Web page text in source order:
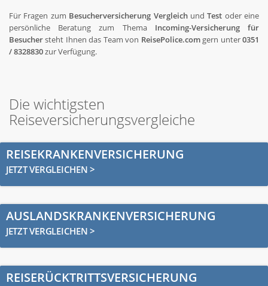
Für Fragen zum Besucherversicherung VergleichundTest oder eine
persönliche Beratung zum Thema Incoming-Versicherung für
Besuchersteht Ihnen das Team von ReisePolice.comgern unter0351
/ 8328830zur Verfügung.
Die wichtigsten
Reiseversicherungsvergleiche
REISEKRANKENVERSICHERUNG
JETZT VERGLEICHEN >
AUSLANDSKRANKENVERSICHERUNG
JETZT VERGLEICHEN >
REISERÜCKTRITTSVERSICHERUNG